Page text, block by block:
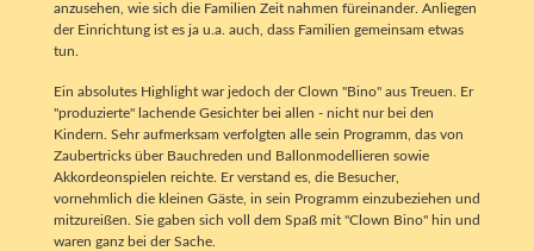
anzusehen, wie sich die Familien Zeit nahmen füreinander. Anliegen
der Einrichtung ist es ja u.a. auch, dass Familien gemeinsam etwas
tun.
Ein absolutes Highlight war jedoch der Clown "Bino" aus Treuen. Er
"produzierte" lachende Gesichter bei allen - nicht nur bei den
Kindern. Sehr aufmerksam verfolgten alle sein Programm, das von
Zaubertricks über Bauchreden und Ballonmodellieren sowie
Akkordeonspielen reichte. Er verstand es, die Besucher,
vornehmlich die kleinen Gäste, in sein Programm einzubeziehen und
mitzureißen. Sie gaben sich voll dem Spaß mit "Clown Bino" hin und
waren ganz bei der Sache.